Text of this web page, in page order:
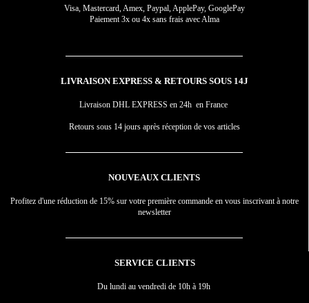
Visa, Mastercard, Amex, Paypal, ApplePay, GooglePay
Paiement 3x ou 4x sans frais avec Alma
LIVRAISON EXPRESS & RETOURS SOUS 14J
Livraison DHL EXPRESS en 24h en France
Retours sous 14 jours après réception de vos articles
NOUVEAUX CLIENTS
Profitez d'une réduction de 15% sur votre première commande en vous inscrivant à notre
newsletter
SERVICE CLIENTS
Du lundi au vendredi de 10h à 19h